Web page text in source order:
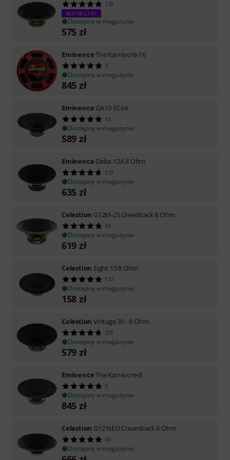
125
BESTSELLERY
Dostępny w magazynie
575 zł
EminenceThe Karnivore-16
2
Dostępny w magazynie
845 zł
Eminence GA10-SC64
18
Dostępny w magazynie
589 zł
Eminence Delta-12A 8 Ohm
112
Dostępny w magazynie
635 zł
Celestion G12M-25 Greenback 8 Ohm
98
Dostępny w magazynie
619 zł
Celestion Eight 15 8 Ohm
112
Dostępny w magazynie
158 zł
Celestion Vintage 30 - 8 Ohm
255
Dostępny w magazynie
579 zł
EminenceThe Karnivore-8
5
Dostępny w magazynie
845 zł
Celestion G12 NEO Creamback 8 Ohm
49
Dostępny w magazynie